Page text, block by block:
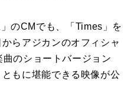
のCMでも、「Times」を
らアジカンのオフィシャ
のショートバージョン
もに堪能できる映像が公